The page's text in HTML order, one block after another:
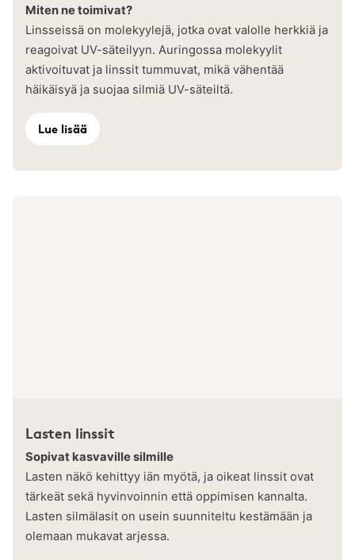
Miten ne toimivat?
Linsseissä on molekyylejä, jotka ovat valolle herkkiä ja
reagoivat UV-säteilyyn. Auringossa molekyylit
aktivoituvat ja linssit tummuvat, mikä vähentää
häikäisyä ja suojaa silmiä UV-säteiltä.
Lue lisää
Lasten linssit
Sopivat kasvaville silmille
Lasten näkö kehittyy iän myötä, ja oikeat linssit ovat
tärkeät sekä hyvinvoinnin että oppimisen kannalta.
Lasten silmälasit on usein suunniteltu kestämään ja
olemaan mukavat arjessa.